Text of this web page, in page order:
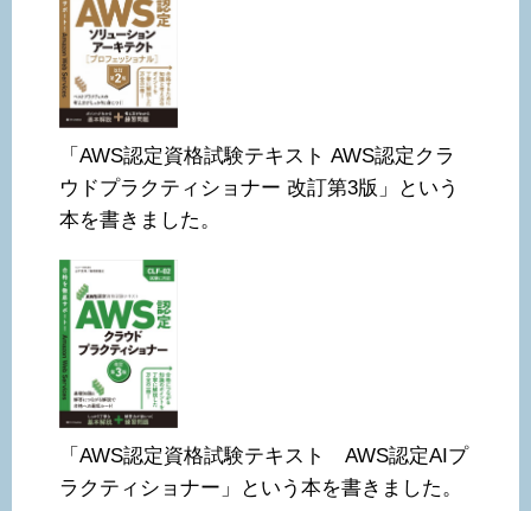
「AWS認定資格試験テキスト AWS認定クラ
ウドプラクティショナー 改訂第3版」という
本を書きました。
「AWS認定資格試験テキスト AWS認定AIプ
ラクティショナー」という本を書きました。